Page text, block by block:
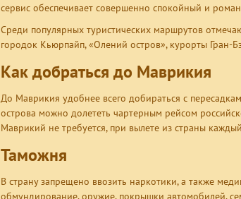
сервис обеспечивает совершенно спокойный и
Среди популярных туристических маршрутов
городок Кьюрпайп, «Олений остров», курорты Гран-
Как добраться до Маврикия
До Маврикия удобнее всего добираться с
острова можно долететь чартерным рейсом
Маврикий не требуется, при вылете из страны
Таможня
В страну запрещено ввозить наркотики, а также
обмундирование, оружие, покрышки автомобилей,